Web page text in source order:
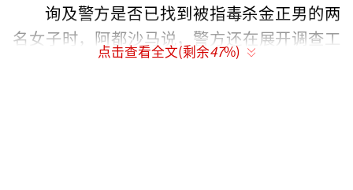
询及警方是否已找到被指毒杀金正男的两
名女子时，阿都沙马说，警方还在展开调查工
作，并强调如若尸剖结果显示金正男死于他
点击查看全文(剩余47%)